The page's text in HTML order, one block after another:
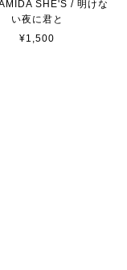
SHE'S / 明けな
い夜に君と
¥1,500